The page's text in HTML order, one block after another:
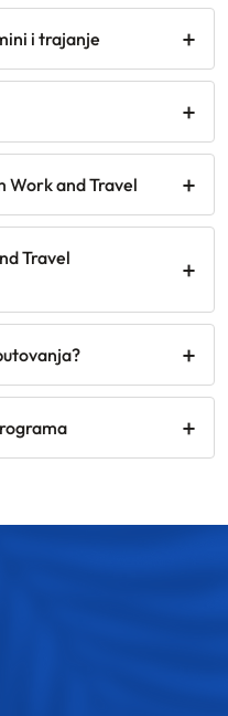
i trajanje
Work and Travel
Travel